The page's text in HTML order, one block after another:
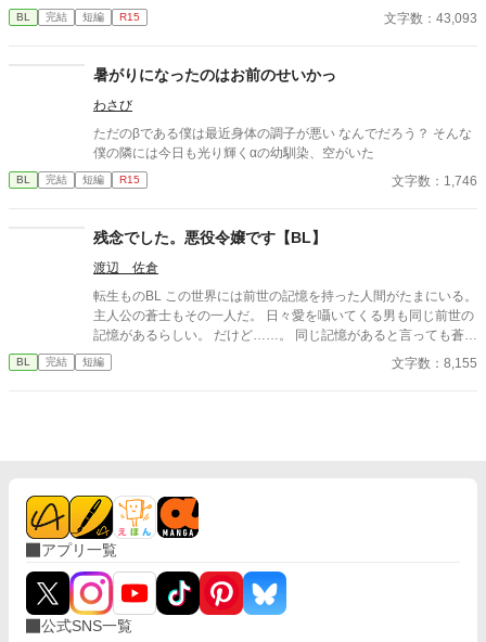
に人里離れた森の奥の小屋で隠遁生活をし始めたニル。悲嘆に暮
れる…事はなく、勇者の重圧から解放された彼は没落人生を楽し
筈の騎士が彼の前に現れて……。
BL 完結 短編 R15 文字数：43,093
暑がりになったのはお前のせいかっ
わさび
ただのβである僕は最近身体の調子が悪い なんでだろう？ そんな
僕の隣には今日も光り輝くαの幼馴染、空がいた
BL 完結 短編 R15 文字数：1,746
残念でした。悪役令嬢です【BL】
渡辺 佐倉
転生ものBL この世界には前世の記憶を持った人間がたまにいる。
主人公の蒼士もその一人だ。 日々愛を囁いてくる男も同じ前世の
記憶があるらしい。 だけど……。 同じ記憶があると言っても蒼士
の前世は悪役令嬢だった。 エブリスタにも同じ内容で掲載中で
す。
BL 完結 短編 文字数：8,155
アプリ一覧
公式SNS一覧